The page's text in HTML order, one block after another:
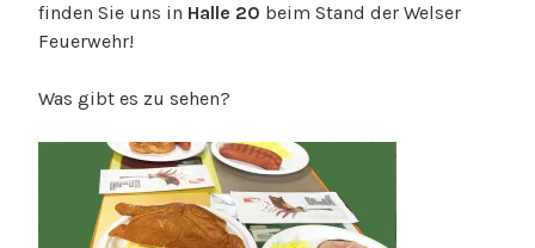
r
o
s
finden Sie uns in Halle 20 beim Stand der Welser
Feuerwehr!
Was gibt es zu sehen?